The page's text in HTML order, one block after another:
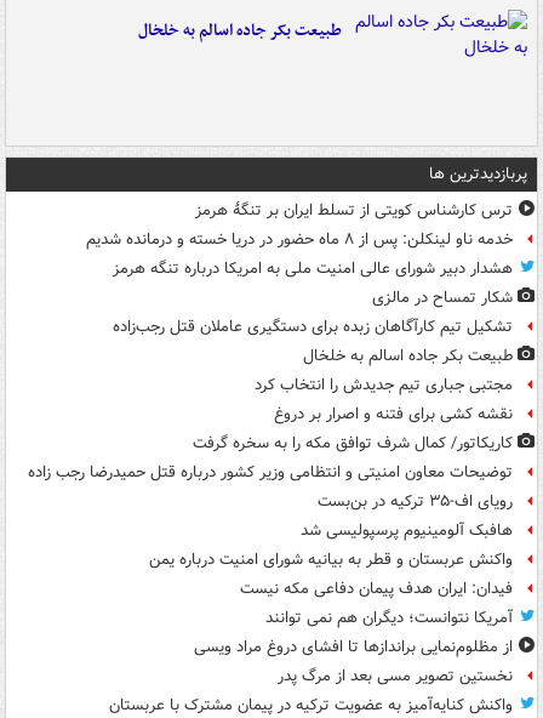
طبیعت بکر جاده اسالم به خلخال
پربازدیدترین ها
ترس کارشناس کویتی از تسلط ایران بر تنگۀ هرمز
خدمه ناو لینکلن: پس از ۸ ماه حضور در دریا خسته و درمانده‌ شدیم
هشدار دبیر شورای عالی امنیت ملی به امریکا درباره تنگه هرمز
شکار تمساح در مالزی
تشکیل تیم کارآگاهان زبده برای دستگیری عاملان قتل رجب‌زاده
طبیعت بکر جاده اسالم به خلخال
مجتبی جباری تیم جدیدش را انتخاب کرد
نقشه کشی برای فتنه و اصرار بر دروغ
کاریکاتور/ کمال شرف توافق مکه را به سخره گرفت
توضیحات معاون امنیتی و انتظامی وزیر کشور درباره قتل حمیدرضا رجب زاده
رویای اف-۳۵ ترکیه در بن‌بست
هافبک آلومینیوم پرسپولیسی شد
واکنش عربستان و قطر به بیانیه شورای امنیت درباره یمن
فیدان: ایران هدف پیمان دفاعی مکه نیست
آمریکا نتوانست؛ دیگران هم نمی توانند
از مظلوم‌نمایی براندازها تا افشای دروغ مراد ویسی
نخستین تصویر مسی بعد از مرگ پدر
واکنش کنایه‌آمیز به عضویت ترکیه در پیمان مشترک با عربستان